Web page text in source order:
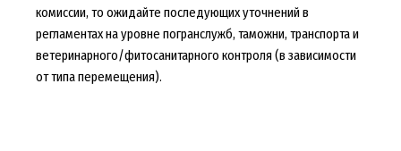
комиссии, то ожидайте последующих уточнений в
регламентах на уровне погранслужб, таможни, транспорта и
ветеринарного/фитосанитарного контроля (в зависимости
от типа перемещения).